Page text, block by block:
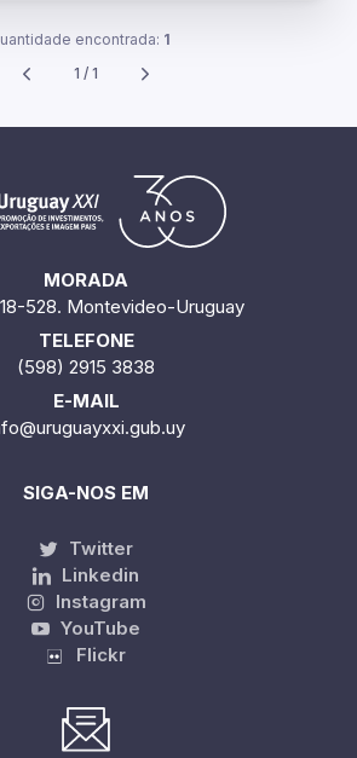
encontrada: 1
1 / 1
MORADA
528. Montevideo-Uruguay
TELEFONE
(598) 2915 3838
E-MAIL
SIGA-NOS EM
Twitter
Linkedin
Instagram
YouTube
Flickr